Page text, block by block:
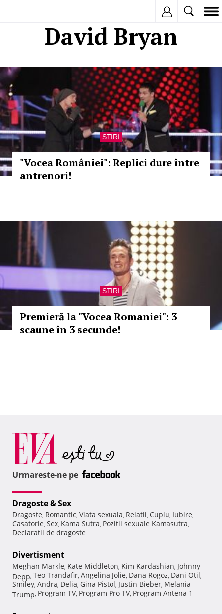
David Bryan
STIRI
"Vocea României": Replici dure între
antrenori!
STIRI
Premieră la "Vocea Romaniei": 3
scaune în 3 secunde!
Urmareste-ne pe
Dragoste & Sex
Dragoste, Romantic, Viata sexuala, Relatii, Cuplu, Iubire,
Casatorie, Sex, Kama Sutra, Pozitii sexuale Kamasutra,
Declaratii de dragoste
Divertisment
Meghan Markle, Kate Middleton, Kim Kardashian, Johnny
Depp, Teo Trandafir, Angelina Jolie, Dana Rogoz, Dani Otil,
Smiley, Andra, Delia, Gina Pistol, Justin Bieber, Melania
Trump, Program TV, Program Pro TV, Program Antena 1